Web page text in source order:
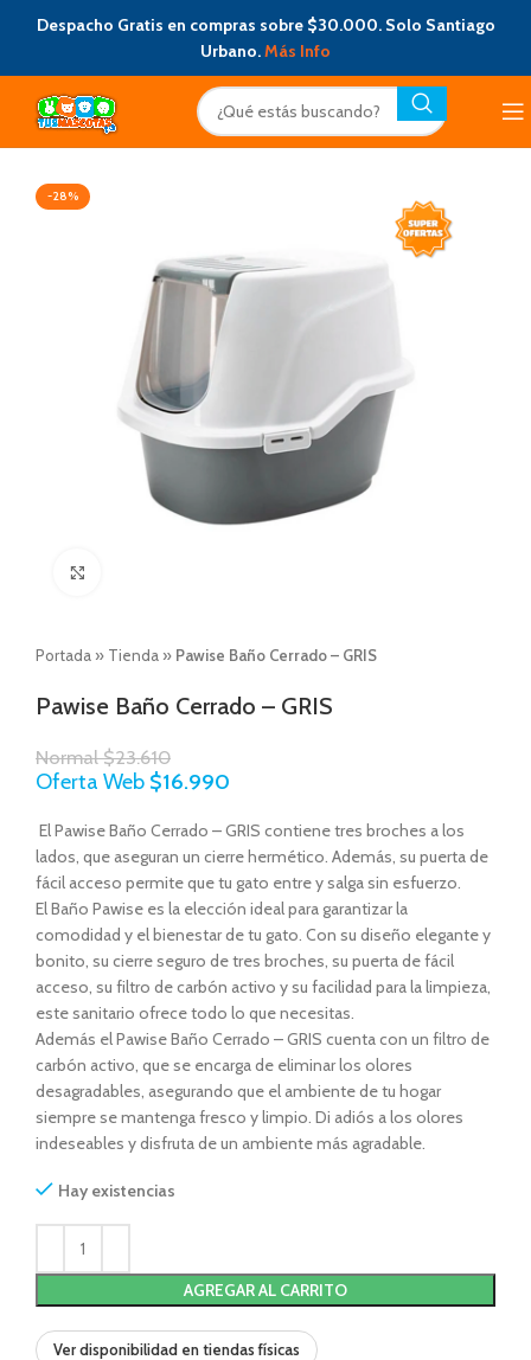
Despacho Gratis en compras sobre $30.000. Solo Santiago
Urbano.Más Info
-28%
Portada » Tienda » Pawise Baño Cerrado – GRIS
Pawise Baño Cerrado – GRIS
Normal$23.610
Oferta Web $16.990
El Pawise Baño Cerrado – GRIS contiene tres broches a los
lados, que aseguran un cierre hermético. Además, su puerta de
fácil acceso permite que tu gato entre y salga sin esfuerzo.
El Baño Pawise es la elección ideal para garantizar la
comodidad y el bienestar de tu gato. Con su diseño elegante y
bonito, su cierre seguro de tres broches, su puerta de fácil
acceso, su filtro de carbón activo y su facilidad para la limpieza,
este sanitario ofrece todo lo que necesitas.
Además el Pawise Baño Cerrado – GRIS cuenta con un filtro de
carbón activo, que se encarga de eliminar los olores
desagradables, asegurando que el ambiente de tu hogar
siempre se mantenga fresco y limpio. Di adiós a los olores
indeseables y disfruta de un ambiente más agradable.
Hay existencias
AGREGAR AL CARRITO
Ver disponibilidad en tiendas físicas